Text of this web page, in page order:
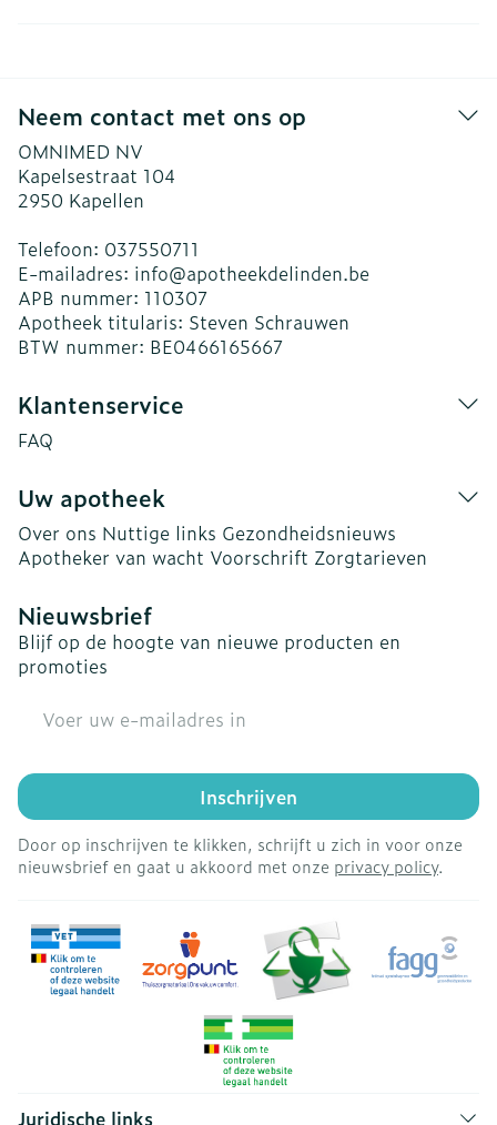
Neem contact met ons op
OMNIMED NV
Kapelsestraat 104
2950 Kapellen
Telefoon: 037550711
E-mailadres: info@apotheekdelinden.be
APB nummer: 110307
Apotheek titularis: Steven Schrauwen
BTW nummer: BE0466165667
Klantenservice
FAQ
Uw apotheek
Over ons Nuttige links Gezondheidsnieuws
Apotheker van wacht Voorschrift Zorgtarieven
Nieuwsbrief
Blijf op de hoogte van nieuwe producten en
promoties
Inschrijven
Door op inschrijven te klikken, schrijft u zich in voor onze
nieuwsbrief en gaat u akkoord met onze privacy policy.
Juridische links